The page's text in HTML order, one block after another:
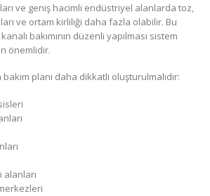
ve geniş hacimli endüstriyel alanlarda toz,
ve ortam kirliliği daha fazla olabilir. Bu
bakımının düzenli yapılması sistem
önemlidir.
planı daha dikkatli oluşturulmalıdır:
alanları